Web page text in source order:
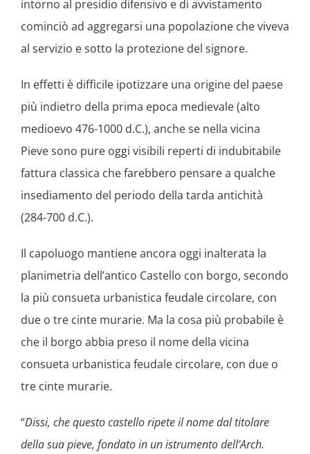
intorno al presidio difensivo e di avvistamento
cominciò ad aggregarsi una popolazione che viveva
al servizio e sotto la protezione del signore.
In effetti è difficile ipotizzare una origine del paese
più indietro della prima epoca medievale (alto
medioevo 476-1000 d.C.), anche se nella vicina
Pieve sono pure oggi visibili reperti di indubitabile
fattura classica che farebbero pensare a qualche
insediamento del periodo della tarda antichità
(284-700 d.C.).
Il capoluogo mantiene ancora oggi inalterata la
planimetria dell’antico Castello con borgo, secondo
la più consueta urbanistica feudale circolare, con
due o tre cinte murarie. Ma la cosa più probabile è
che il borgo abbia preso il nome della vicina
consueta urbanistica feudale circolare, con due o
tre cinte murarie.
“Dissi, che questo castello ripete il nome dal titolare
della sua pieve, fondato in un istrumento dell’Arch.